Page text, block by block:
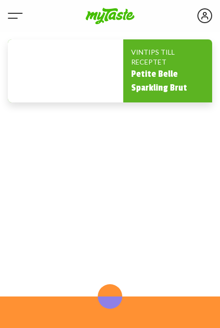
VINTIPS TILL
RECEPTET
Petite Belle
Sparkling Brut